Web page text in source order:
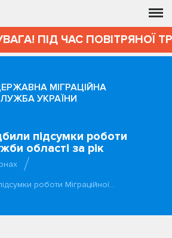
ПІД ЧАС ПОВІТРЯНОЇ
МІГРАЦІЙНА
УКРАЇНИ
підсумки роботи
області за рік
роботи Міграційної…